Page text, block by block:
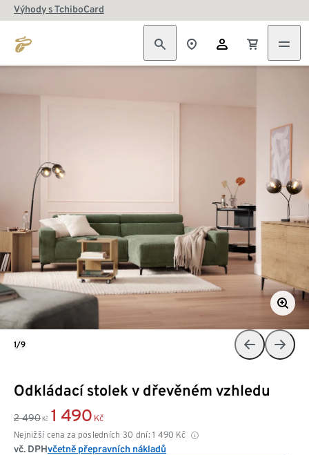
Výhody s TchiboCard
Odkládací stolek v dřevěném vzhledu
2 490 Kč 1 490 Kč
Nejnižší cena za posledních 30 dní: 1 490 Kč
vč. DPHvčetně přepravních nákladů
1/9